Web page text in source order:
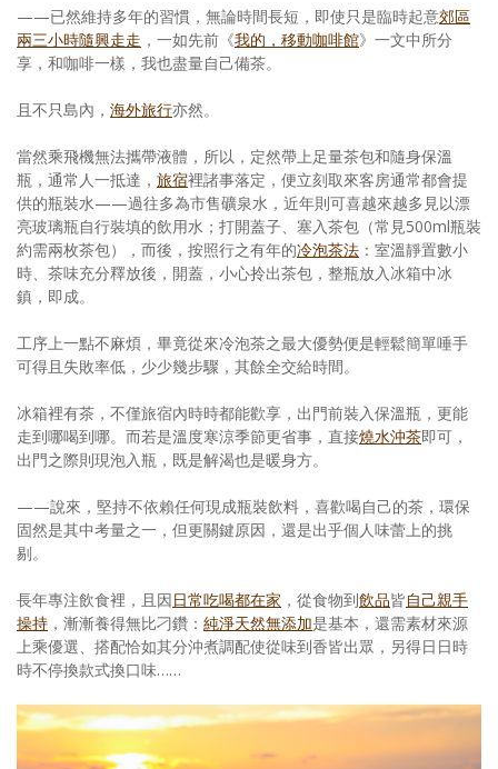
關於Yilan
個人著作
活動實況記錄
媒體報導一覽
合作與代言
訂閱電子報
——已然維持多年的習慣，無論時間長短，即使只是臨時起意郊區
兩三小時隨興走走 ，一如先前《我的，移動咖啡館》一文中所分
享，和咖啡一樣，我也盡量自己備茶。
且不只島內， 海外旅行亦然。
當然乘飛機無法攜帶液體，所以，定然帶上足量茶包和隨身保溫
瓶，通常人一抵達， 旅宿裡諸事落定，便立刻取來客房通常都會提
供的瓶裝水——過往多為市售礦泉水，近年則可喜越來越多見以漂
亮玻璃瓶自行裝填的飲用水；打開蓋子、塞入茶包（常見500ml瓶裝
約需兩枚茶包），而後，按照行之有年的冷泡茶法 ：室溫靜置數小
時、茶味充分釋放後，開蓋，小心拎出茶包，整瓶放入冰箱中冰
鎮，即成。
工序上一點不麻煩，畢竟從來冷泡茶之最大優勢便是輕鬆簡單唾手
可得且失敗率低，少少幾步驟，其餘全交給時間。
冰箱裡有茶，不僅旅宿內時時都能歡享，出門前裝入保溫瓶，更能
走到哪喝到哪。而若是溫度寒涼季節更省事，直接燒水沖茶即可，
出門之際則現泡入瓶，既是解渴也是暖身方。
——說來，堅持不依賴任何現成瓶裝飲料，喜歡喝自己的茶，環保
固然是其中考量之一，但更關鍵原因，還是出乎個人味蕾上的挑
剔。
長年專注飲食裡，且因日常吃喝都在家 ，從食物到飲品皆自己親手
操持 ，漸漸養得無比刁鑽： 純淨天然無添加是基本，還需素材來源
上乘優選、搭配恰如其分沖煮調配使從味到香皆出眾，另得日日時
時不停換款式換口味……